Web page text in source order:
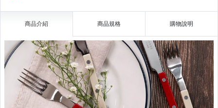
商品介紹 商品規格 購物說明